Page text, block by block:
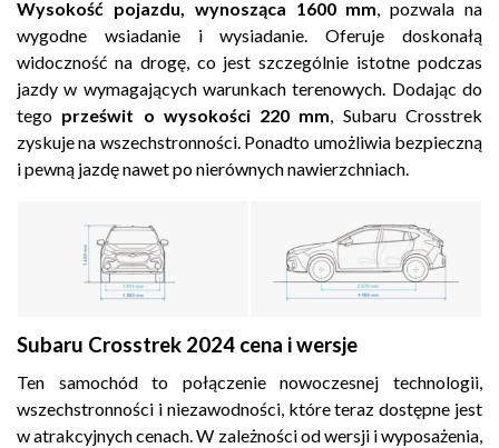
Wysokość pojazdu, wynosząca 1600 mm, pozwala na
wygodne wsiadanie i wysiadanie. Oferuje doskonałą
widoczność na drogę, co jest szczególnie istotne podczas
jazdy w wymagających warunkach terenowych. Dodając do
tego prześwit o wysokości 220 mm, Subaru Crosstrek
zyskuje na wszechstronności. Ponadto umożliwia bezpieczną
i pewną jazdę nawet po nierównych nawierzchniach.
Subaru Crosstrek 2024 cena i wersje
Ten samochód to połączenie nowoczesnej technologii,
wszechstronności i niezawodności, które teraz dostępne jest
w atrakcyjnych cenach. W zależności od wersji i wyposażenia,